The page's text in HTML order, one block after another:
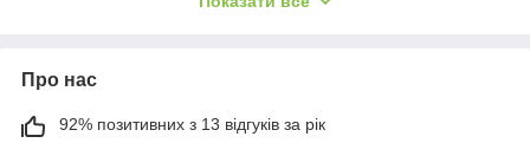
✅Надійність і довговічність.
✅Комплексне рішення. Можливість інтеграції у будь-які
Про нас
92% позитивних з 13 відгуків за рік